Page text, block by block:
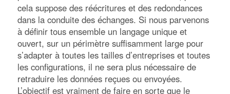
cela suppose des réécritures et des redondances
dans la conduite des échanges. Si nous parvenons
à définir tous ensemble un langage unique et
ouvert, sur un périmètre suffisamment large pour
s’adapter à toutes les tailles d’entreprises et toutes
les configurations, il ne sera plus nécessaire de
retraduire les données reçues ou envoyées.
L’objectif est vraiment de faire en sorte que le